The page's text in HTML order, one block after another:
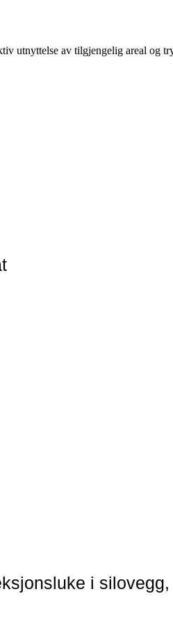
utnyttelse av tilgjengelig areal og
i